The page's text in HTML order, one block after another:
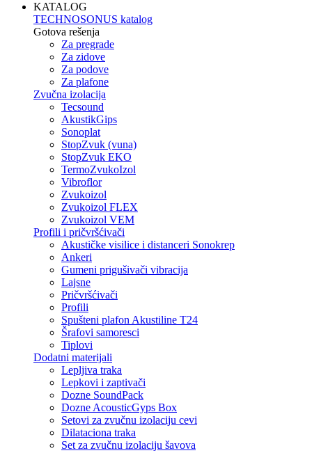
KATALOG
TECHNOSONUS katalog
Gotova rešenja
Za pregrade
Za zidove
Za podove
Za plafone
Zvučna izolacija
Tecsound
AkustikGips
Sonoplat
StopZvuk (vuna)
StopZvuk EKO
TermoZvukoIzol
Vibroflor
Zvukoizol
Zvukoizol FLEX
Zvukoizol VEM
Profili i pričvršćivači
Akustičke visilice i distanceri Sonokrep
Ankeri
Gumeni prigušivači vibracija
Lajsne
Pričvršćivači
Profili
Spušteni plafon Akustiline T24
Šrafovi samoresci
Tiplovi
Dodatni materijali
Lepljiva traka
Lepkovi i zaptivači
Dozne SoundPack
Dozne AcousticGyps Box
Setovi za zvučnu izolaciju cevi
Dilataciona traka
Set za zvučnu izolaciju šavova